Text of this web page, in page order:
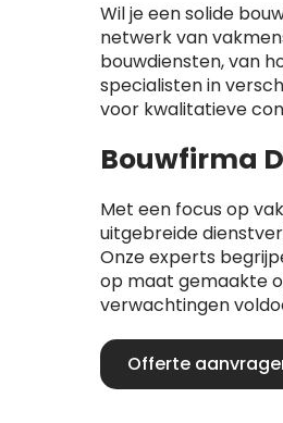
Wil je een solide
netwerk van
bouwdiensten, van
specialisten in
voor kwalitatieve
Bouwfirma
Met een focus op
uitgebreide
Onze experts
op maat gemaakte
verwachtingen
Offerte